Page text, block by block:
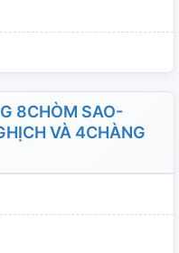
8CHÒM SAO-
VÀ 4CHÀNG